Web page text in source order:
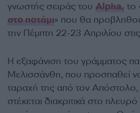
γνωστής σειράς του Alpha, το
στο ποτάμι» που θα
την Πέμπτη 22-23 Απριλίου
Η εξαφάνιση του γράμματος
Μελισσάνθη, που προσπαθεί
ταραχή της από τον
στέκεται διακριτικά στο